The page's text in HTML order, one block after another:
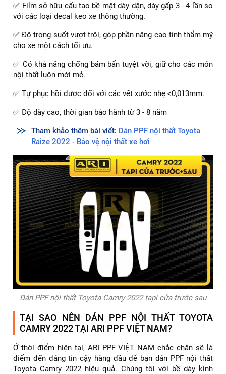
✅ Film sở hữu cấu tạo bề mặt dày dặn, dày gấp 3 - 4 lần so
với các loại decal keo xe thông thường.
✅ Độ trong suốt vượt trội, góp phần nâng cao tính thẩm mỹ
cho xe một cách tối ưu.
✅ Có khả năng chống bám bẩn tuyệt vời, giữ cho các món
nội thất luôn mới mẻ.
✅ Tự phục hồi được đối với các vết xước nhẹ <0,013mm.
✅ Độ dày cao, thời gian bảo hành từ 3 - 8 năm
Tham khảo thêm bài viết: Dán PPF nội thất Toyota
Raize 2022 - Bảo vệ nội thất xe hơi
Dán PPF nội thất Toyota Camry 2022 tapi cửa trước sau
TẠI SAO NÊN DÁN PPF NỘI THẤT TOYOTA
CAMRY 2022 TẠI ARI PPF VIỆT NAM?
Ở thời điểm hiện tại, ARI PPF VIỆT NAM chắc chắn sẽ là
điểm đến đáng tin cậy hàng đầu để bạn dán PPF nội thất
Toyota Camry 2022 hiệu quả. Chúng tôi với bề dày kinh